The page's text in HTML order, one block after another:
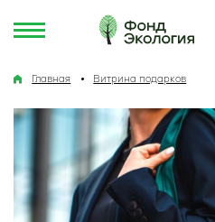
Главная Витрина подарков